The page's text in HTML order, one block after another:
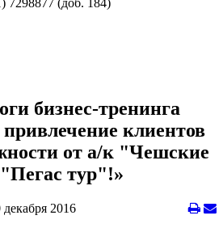
7298877 (доб. 184)
бизнес-тренинга
клиентов
от а/к "Чешские
тур"!»
2016